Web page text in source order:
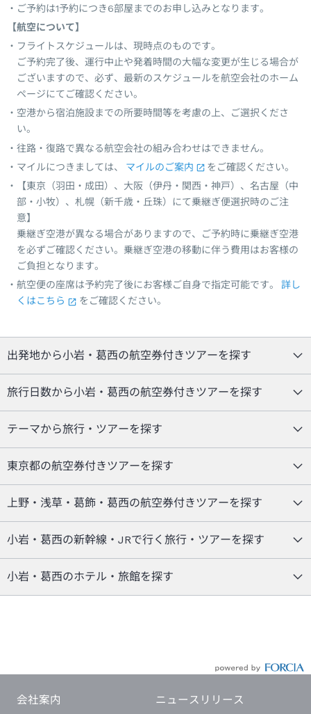
ご予約は1予約につき6部屋までのお申し込みとなります。
【航空について】
フライトスケジュールは、現時点のものです。
ご予約完了後、運行中止や発着時間の大幅な変更が生じる場合が
ございますので、必ず、最新のスケジュールを航空会社のホーム
ページにてご確認ください。
空港から宿泊施設までの所要時間等を考慮の上、ご選択くださ
い。
往路・復路で異なる航空会社の組み合わせはできません。
マイルにつきましては、
マイルのご案内
をご確認ください。
【東京（羽田・成田）、大阪（伊丹・関西・神戸）、名古屋（中
部・小牧）、札幌（新千歳・丘珠）にて乗継ぎ便選択時のご注
意】
乗継ぎ空港が異なる場合がありますので、ご予約時に乗継ぎ空港
を必ずご確認ください。乗継ぎ空港の移動に伴う費用はお客様の
ご負担となります。
航空便の座席は予約完了後にお客様ご自身で指定可能です。
詳し
くはこちら
をご確認ください。
出発地から小岩・葛西の航空券付きツアーを探す
旅行日数から小岩・葛西の航空券付きツアーを探す
テーマから旅行・ツアーを探す
東京都の航空券付きツアーを探す
上野・浅草・葛飾・葛西の航空券付きツアーを探す
小岩・葛西の新幹線・JRで行く旅行・ツアーを探す
小岩・葛西のホテル・旅館を探す
会社案内 ニュースリリース